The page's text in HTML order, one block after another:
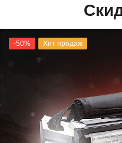
-50% Хит продаж